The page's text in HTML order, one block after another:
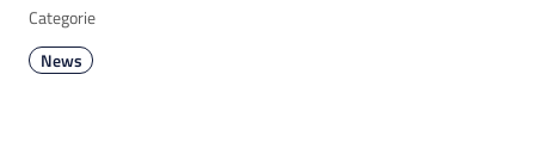
Categorie
News